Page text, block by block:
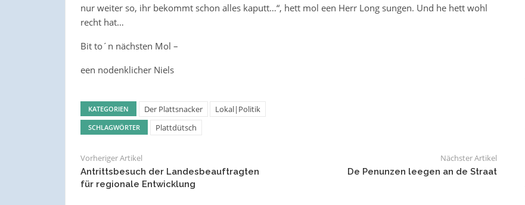
nur weiter so, ihr bekommt schon alles kaputt…“, hett mol een Herr Long sungen. Und he hett wohl
recht hat…
Bit to´n nächsten Mol –
een nodenklicher Niels
KATEGORIEN Der Plattsnacker Lokal|Politik
SCHLAGWÖRTER Plattdütsch
Vorheriger Artikel
Antrittsbesuch der Landesbeauftragten
für regionale Entwicklung
Nächster Artikel
De Penunzen leegen an de Straat